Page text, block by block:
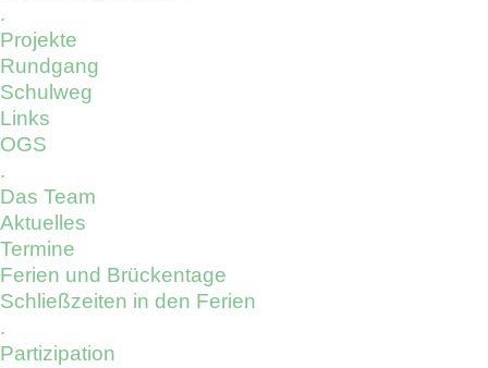
.
Projekte
Rundgang
Schulweg
Links
OGS
.
Das Team
Aktuelles
Termine
Ferien und Brückentage
Schließzeiten in den Ferien
.
Partizipation